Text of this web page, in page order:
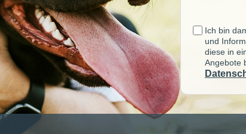
Ich bin
und
diese in
Angebote